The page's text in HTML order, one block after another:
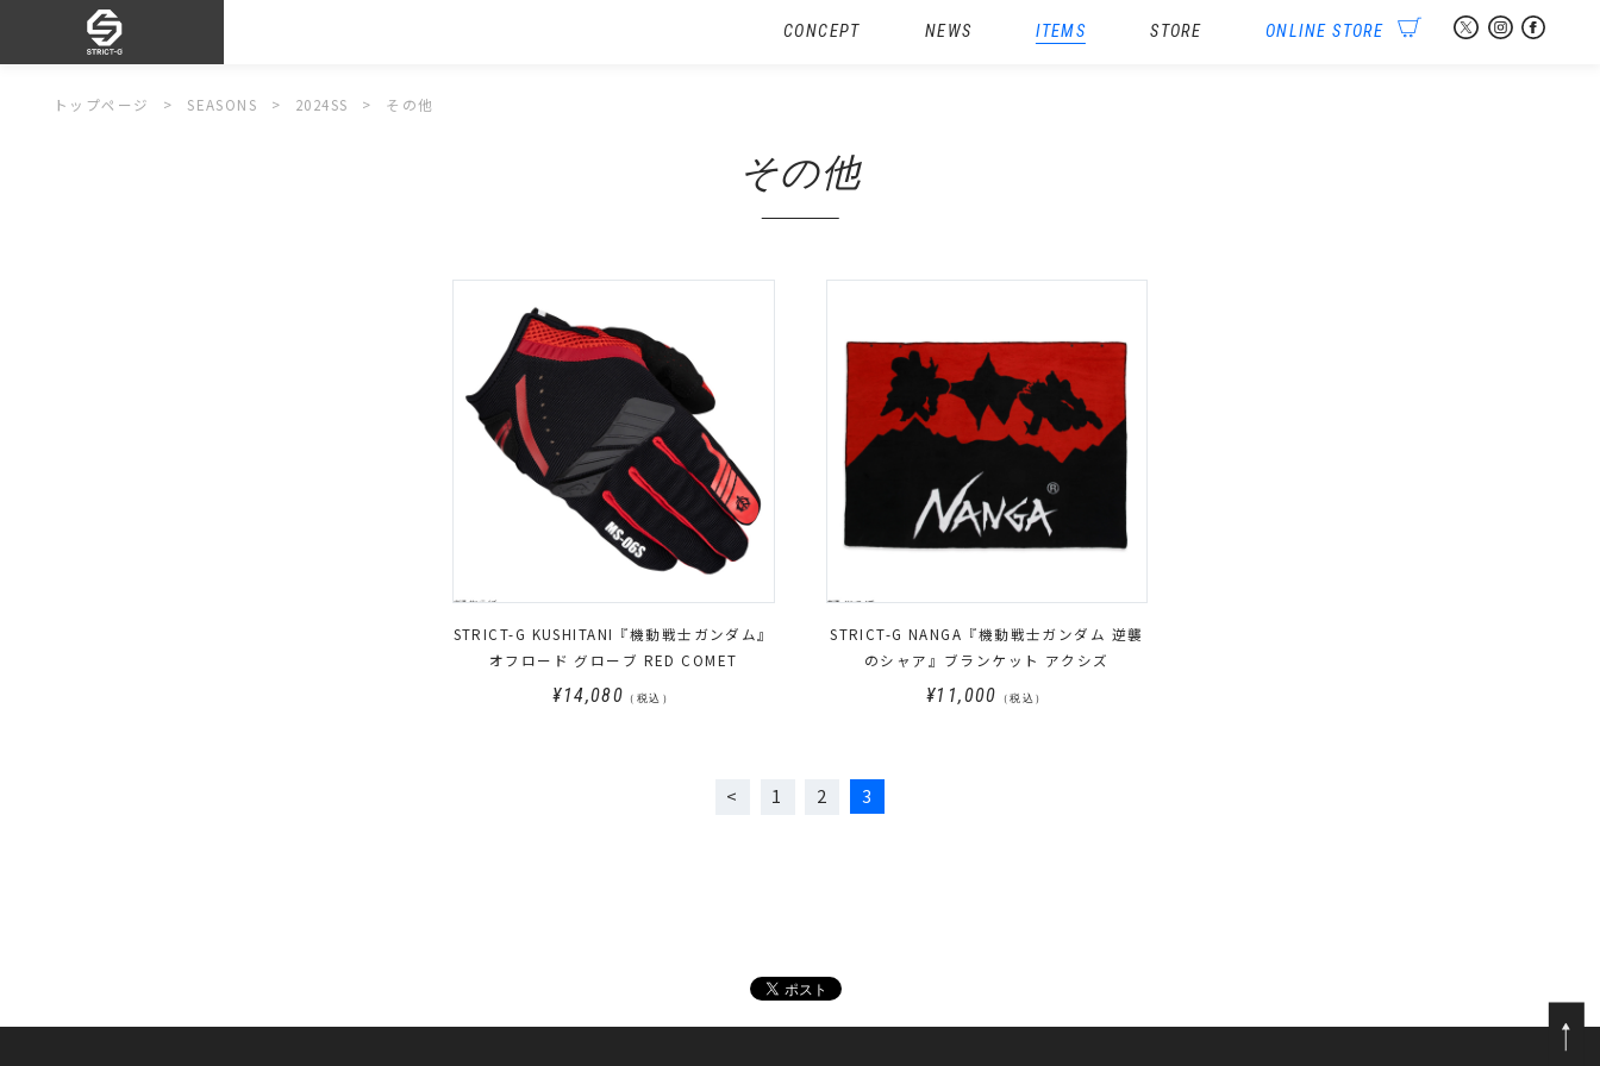
ITEMS
CONCEPT NEWS STORE ONLINE STORE
トップページ SEASONS 2024SS その他
その他
STRICT-G KUSHITANI『機動戦士ガンダム』
オフロード グローブ RED COMET
¥14,080 （税込）
STRICT-G NANGA『機動戦士ガンダム 逆襲
のシャア』ブランケット アクシズ
¥11,000 （税込）
1 2 3